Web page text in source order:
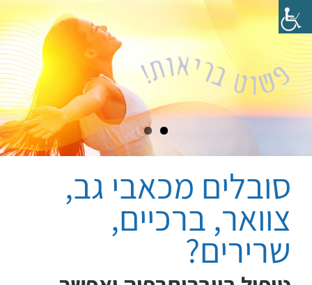
לתוכן
סובלים מכאבי גב,
צוואר, ברכיים,
שרירים?